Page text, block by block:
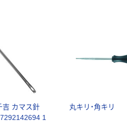
吉 カマス針
1
丸キリ・角キリ
ティッシュ
認証
スクル限定】
ァーストレイ
ニトリルグ
ブ ブル
なし（パ
（税込）